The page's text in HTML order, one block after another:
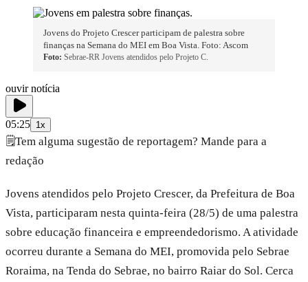
Jovens do Projeto Crescer participam de palestra sobre
finanças na Semana do MEI em Boa Vista. Foto: Ascom
Foto: Sebrae-RR Jovens atendidos pelo Projeto C.
ouvir notícia
05:25 1x
🗒️Tem alguma sugestão de reportagem? Mande para a
redação
Jovens atendidos pelo Projeto Crescer, da Prefeitura de Boa
Vista, participaram nesta quinta-feira (28/5) de uma palestra
sobre educação financeira e empreendedorismo. A atividade
ocorreu durante a Semana do MEI, promovida pelo Sebrae
Roraima, na Tenda do Sebrae, no bairro Raiar do Sol. Cerca